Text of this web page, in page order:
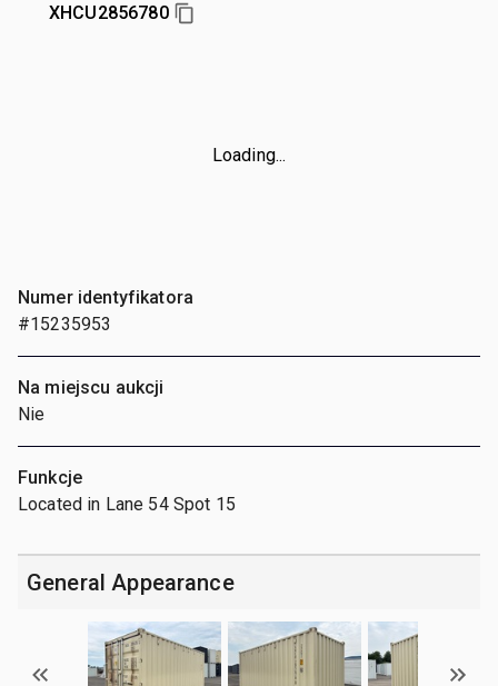
XHCU2856780
Loading...
Numer identyfikatora
#15235953
Na miejscu aukcji
Nie
Funkcje
Located in Lane 54 Spot 15
General Appearance